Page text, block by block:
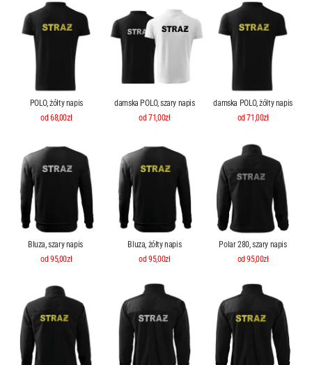
POLO, żółty napis
od 68,00zł
damska POLO, szary napis
od 71,00zł
damska POLO, żółty napis
od 71,00zł
Bluza, szary napis
od 95,00zł
Bluza, żółty napis
od 95,00zł
Polar 280, szary napis
od 95,00zł